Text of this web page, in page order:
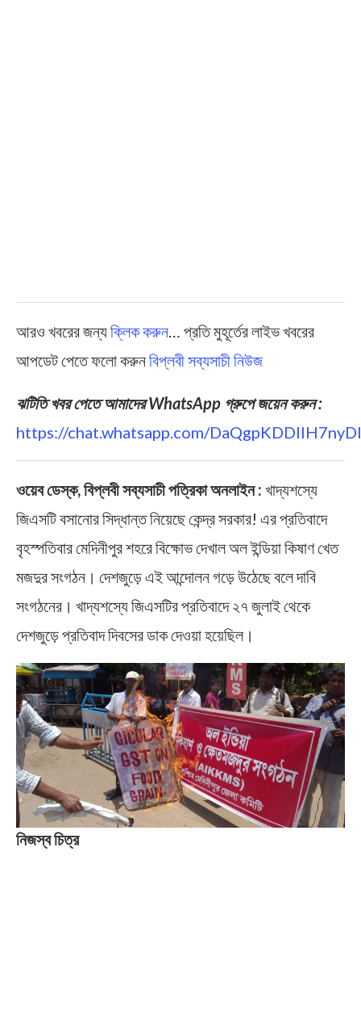
আরও খবরের জন্যক্লিক করুন… প্রতি মুহূর্তের লাইভ খবরের
আপডেট পেতে ফলো করুনবিপ্লবী সব্যসাচী নিউজ
ঝটিতি খবর পেতে আমাদের WhatsApp গ্রুপে জয়েন করুন :
https://chat.whatsapp.com/
ওয়েব ডেস্ক, বিপ্লবী সব্যসাচী পত্রিকা অনলাইন : খাদ্যশস্যে
জিএসটি বসানোর সিদ্ধান্ত নিয়েছে কেন্দ্র সরকার! এর প্রতিবাদে
বৃহস্পতিবার মেদিনীপুর শহরে বিক্ষোভ দেখাল অল ইন্ডিয়া কিষাণ খেত
মজদুর সংগঠন। দেশজুড়ে এই আন্দোলন গড়ে উঠেছে বলে দাবি
সংগঠনের। খাদ্যশস্যে জিএসটির প্রতিবাদে ২৭ জুলাই থেকে
দেশজুড়ে প্রতিবাদ দিবসের ডাক দেওয়া হয়েছিল।
নিজস্ব চিত্র